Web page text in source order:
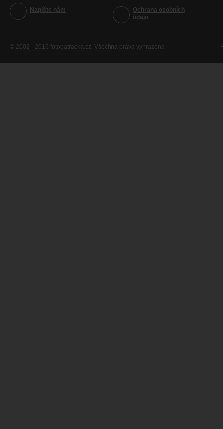
Napište nám
Ochrana osobních
údajů
© 2002 - 2016 fotopatracka.cz. Všechna práva vyhrazena